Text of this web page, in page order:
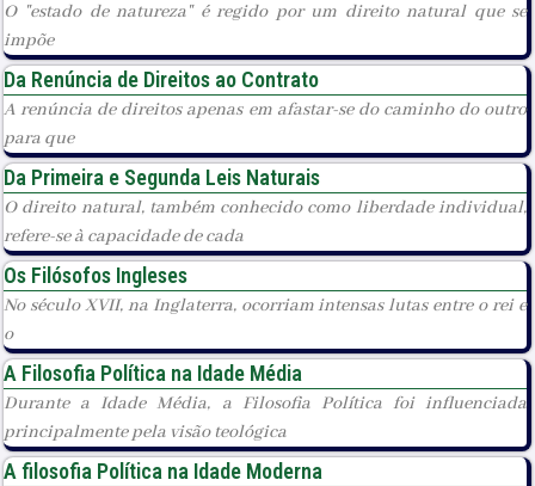
O "estado de natureza" é regido por um direito natural que se
impõe
Da Renúncia de Direitos ao Contrato
A renúncia de direitos apenas em afastar-se do caminho do outro
para que
Da Primeira e Segunda Leis Naturais
O direito natural, também conhecido como liberdade individual,
refere-se à capacidade de cada
Os Filósofos Ingleses
No século XVII, na Inglaterra, ocorriam intensas lutas entre o rei e
o
A Filosofia Política na Idade Média
Durante a Idade Média, a Filosofia Política foi influenciada
principalmente pela visão teológica
A filosofia Política na Idade Moderna